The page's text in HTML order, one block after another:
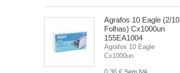
Agrafos 10 Eagle (2/10
Folhas) Cx1000un
155EA1004
Agrafos 10 Eagle
Cx1000un